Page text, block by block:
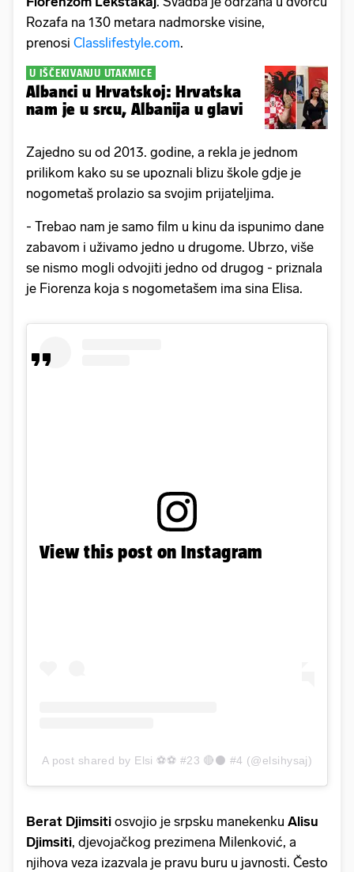
Rozafa na 130 metara nadmorske visine,
prenosi Classlifestyle.com.
U IŠČEKIVANJU UTAKMICE
Albanci u Hrvatskoj: Hrvatska
nam je u srcu, Albanija u glavi
Zajedno su od 2013. godine, a rekla je jednom
prilikom kako su se upoznali blizu škole gdje je
nogometaš prolazio sa svojim prijateljima.
- Trebao nam je samo film u kinu da ispunimo dane
zabavom i uživamo jedno u drugome. Ubrzo, više
se nismo mogli odvojiti jedno od drugog - priznala
je Fiorenza koja s nogometašem ima sina Elisa.
View this post on Instagram
A post shared by Elsi ⚽️⚽️ #23 🔴⚫️ #4 (@elsihysaj)
Berat Djimsiti osvojio je srpsku manekenku Alisu
Djimsiti, djevojačkog prezimena Milenković, a
njihova veza izazvala je pravu buru u javnosti. Često